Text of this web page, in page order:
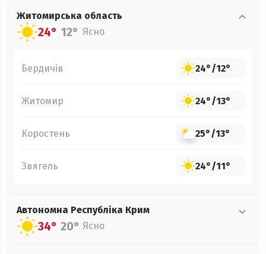
Житомирська область
24° 12° Ясно
Бердичів 24°/12°
Житомир 24°/13°
Коростень 25°/13°
Звягель 24°/11°
Автономна Республіка Крим
34° 20° Ясно